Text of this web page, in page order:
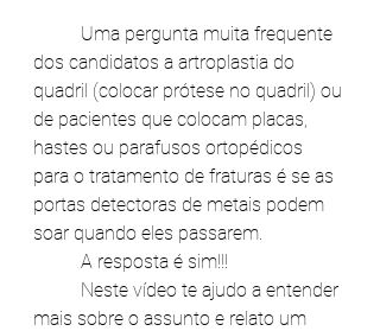
dos candidatos a artroplastia do
quadril (colocar prótese no quadril) ou
de pacientes que colocam placas,
hastes ou parafusos ortopédicos
para o tratamento de fraturas é se as
portas detectoras de metais podem
soar quando eles passarem.
	A resposta é sim!!!
mais sobre o assunto e relato um